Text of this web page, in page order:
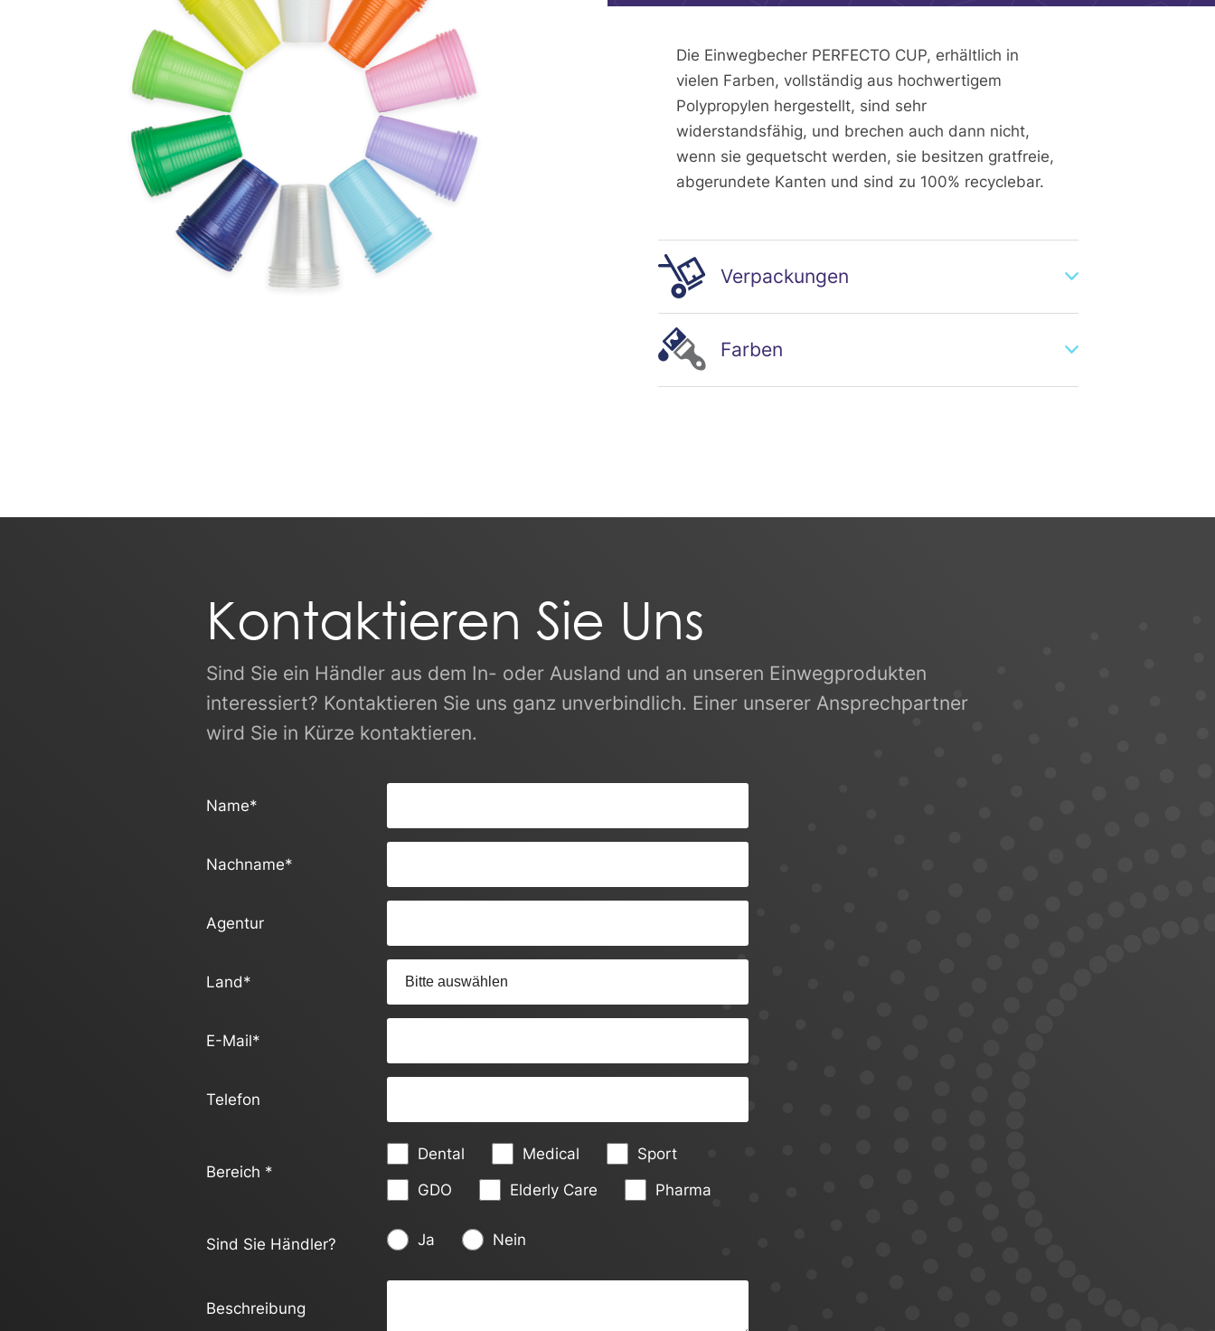
Die Einwegbecher PERFECTO CUP, erhältlich in
vielen Farben, vollständig aus hochwertigem
Polypropylen hergestellt, sind sehr
widerstandsfähig, und brechen auch dann nicht,
wenn sie gequetscht werden, sie besitzen gratfreie,
abgerundete Kanten und sind zu 100% recyclebar.
Verpackungen
1000 Mono color
1000 Mix colours
Farben
Kontaktieren Sie Uns
Sind Sie ein Händler aus dem In- oder Ausland und an unseren Einwegprodukten
interessiert? Kontaktieren Sie uns ganz unverbindlich. Einer unserer Ansprechpartner
wird Sie in Kürze kontaktieren.
Name*
Nachname*
Agentur
Land*
E-Mail*
Telefon
Bereich *
Dental Medical
Sport
GDO
Elderly Care Pharma
Sind Sie Händler? Ja Nein
Beschreibung